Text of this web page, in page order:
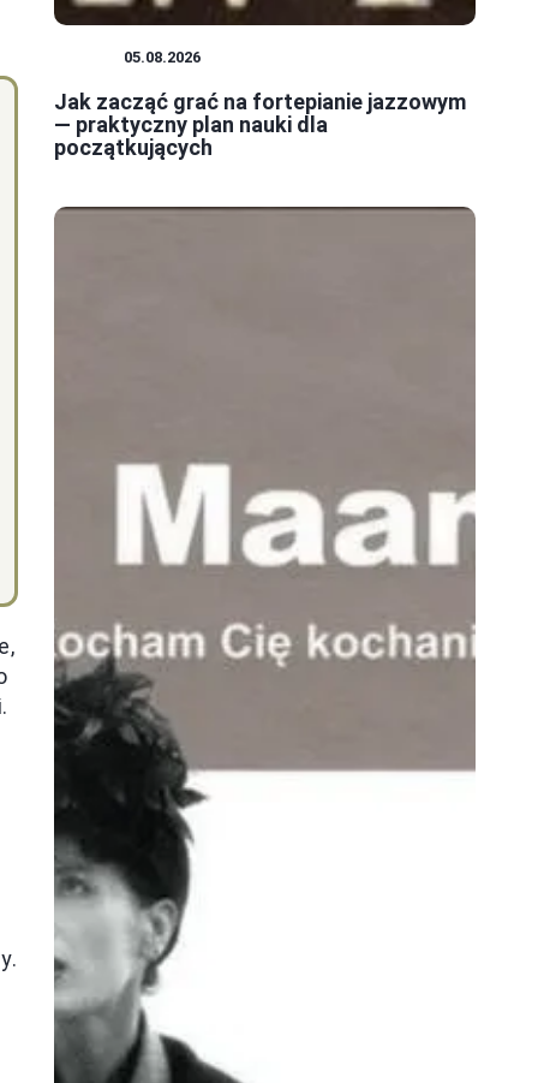
05.08.2026
Jak zacząć grać na fortepianie jazzowym
— praktyczny plan nauki dla
początkujących